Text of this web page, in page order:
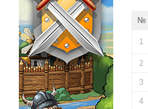
№
1
2
3
4